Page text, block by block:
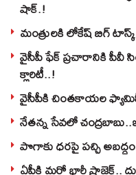
షాక్‌.!
మంత్రులకి లోకేష్‌ బిగ్‌
వైసీపీ ఫేక్ ప్రచారానికి పీవీ
క్లారిటీ..!
వైసీపీకి చింతకాయల ఫ్యామిలీ
నేతన్న సేవలో
పొగాకు ధరపై పచ్చి
ఏపీకి మరో భారీ ప్రాజెక్ట్..